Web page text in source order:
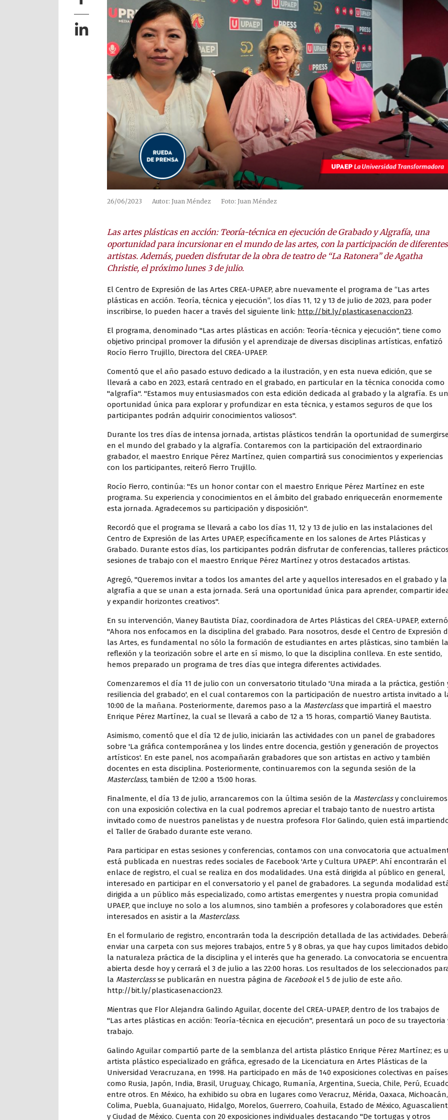
26/06/2023 Autor: Juan Méndez Foto: Juan Méndez
Las artes plásticas en acción: Teoría-técnica en ejecución de Grabado y Algrafía, una
oportunidad para incursionar en el mundo de las artes, con la participación de diferentes
artistas. Además, pueden disfrutar de la obra de teatro de “La Ratonera” de Agatha
Christie, el próximo lunes 3 de julio.
El Centro de Expresión de las Artes CREA-UPAEP, abre nuevamente el programa de “Las artes
plásticas en acción. Teoría, técnica y ejecución”, los días 11, 12 y 13 de julio de 2023, para poder
inscribirse, lo pueden hacer a través del siguiente link: http://bit.ly/plasticasenaccion23.
El programa, denominado "Las artes plásticas en acción: Teoría-técnica y ejecución", tiene como
objetivo principal promover la difusión y el aprendizaje de diversas disciplinas artísticas, enfatizó
Rocío Fierro Trujillo, Directora del CREA-UPAEP.
Comentó que el año pasado estuvo dedicado a la ilustración, y en esta nueva edición, que se
llevará a cabo en 2023, estará centrado en el grabado, en particular en la técnica conocida como
"algrafía". "Estamos muy entusiasmados con esta edición dedicada al grabado y la algrafía. Es
oportunidad única para explorar y profundizar en esta técnica, y estamos seguros de que los
participantes podrán adquirir conocimientos valiosos".
Durante los tres días de intensa jornada, artistas plásticos tendrán la oportunidad de
en el mundo del grabado y la algrafía. Contaremos con la participación del extraordinario
grabador, el maestro Enrique Pérez Martínez, quien compartirá sus conocimientos y experiencias
con los participantes, reiteró Fierro Trujillo.
Rocío Fierro, continúa: "Es un honor contar con el maestro Enrique Pérez Martínez en este
programa. Su experiencia y conocimientos en el ámbito del grabado enriquecerán enormemente
esta jornada. Agradecemos su participación y disposición".
Recordó que el programa se llevará a cabo los días 11, 12 y 13 de julio en las instalaciones del
Centro de Expresión de las Artes UPAEP, específicamente en los salones de Artes Plásticas y
Grabado. Durante estos días, los participantes podrán disfrutar de conferencias, talleres
sesiones de trabajo con el maestro Enrique Pérez Martínez y otros destacados artistas.
Agregó, "Queremos invitar a todos los amantes del arte y aquellos interesados en el grabado y la
algrafía a que se unan a esta jornada. Será una oportunidad única para aprender, compartir
y expandir horizontes creativos".
En su intervención, Vianey Bautista Díaz, coordinadora de Artes Plásticas del CREA-UPAEP,
"Ahora nos enfocamos en la disciplina del grabado. Para nosotros, desde el Centro de Expresión
las Artes, es fundamental no sólo la formación de estudiantes en artes plásticas, sino también la
reflexión y la teorización sobre el arte en sí mismo, lo que la disciplina conlleva. En este sentido,
hemos preparado un programa de tres días que integra diferentes actividades.
Comenzaremos el día 11 de julio con un conversatorio titulado 'Una mirada a la práctica, gestión
resiliencia del grabado', en el cual contaremos con la participación de nuestro artista invitado a
10:00 de la mañana. Posteriormente, daremos paso a la Masterclassque impartirá el maestro
Enrique Pérez Martínez, la cual se llevará a cabo de 12 a 15 horas, compartió Vianey Bautista.
Asimismo, comentó que el día 12 de julio, iniciarán las actividades con un panel de grabadores
sobre 'La gráfica contemporánea y los lindes entre docencia, gestión y generación de proyectos
artísticos'. En este panel, nos acompañarán grabadores que son artistas en activo y también
docentes en esta disciplina. Posteriormente, continuaremos con la segunda sesión de la
Masterclass, también de 12:00 a 15:00 horas.
Finalmente, el día 13 de julio, arrancaremos con la última sesión de la Masterclassy concluiremos
con una exposición colectiva en la cual podremos apreciar el trabajo tanto de nuestro artista
invitado como de nuestros panelistas y de nuestra profesora Flor Galindo, quien está
el Taller de Grabado durante este verano.
Para participar en estas sesiones y conferencias, contamos con una convocatoria que
está publicada en nuestras redes sociales de Facebook 'Arte y Cultura UPAEP'. Ahí encontrarán el
enlace de registro, el cual se realiza en dos modalidades. Una está dirigida al público en general,
interesado en participar en el conversatorio y el panel de grabadores. La segunda modalidad
dirigida a un público más especializado, como artistas emergentes y nuestra propia comunidad
UPAEP, que incluye no solo a los alumnos, sino también a profesores y colaboradores que estén
interesados en asistir a la Masterclass.
En el formulario de registro, encontrarán toda la descripción detallada de las actividades.
enviar una carpeta con sus mejores trabajos, entre 5 y 8 obras, ya que hay cupos limitados
la naturaleza práctica de la disciplina y el interés que ha generado. La convocatoria se encuentra
abierta desde hoy y cerrará el 3 de julio a las 22:00 horas. Los resultados de los seleccionados
la Masterclassse publicarán en nuestra página de Facebookel 5 de julio de este año.
http://bit.ly/plasticasenaccion23.
Mientras que Flor Alejandra Galindo Aguilar, docente del CREA-UPAEP, dentro de los trabajos de
"Las artes plásticas en acción: Teoría-técnica en ejecución", presentará un poco de su trayectoria
trabajo.
Galindo Aguilar compartió parte de la semblanza del artista plástico Enrique Pérez Martínez; es
artista plástico especializado en gráfica, egresado de la Licenciatura en Artes Plásticas de la
Universidad Veracruzana, en 1998. Ha participado en más de 140 exposiciones colectivas en países
como Rusia, Japón, India, Brasil, Uruguay, Chicago, Rumanía, Argentina, Suecia, Chile, Perú,
entre otros. En México, ha exhibido su obra en lugares como Veracruz, Mérida, Oaxaca, Michoacán,
Colima, Puebla, Guanajuato, Hidalgo, Morelos, Guerrero, Coahuila, Estado de México,
y Ciudad de México. Cuenta con 20 exposiciones individuales destacando "De tortugas y otros